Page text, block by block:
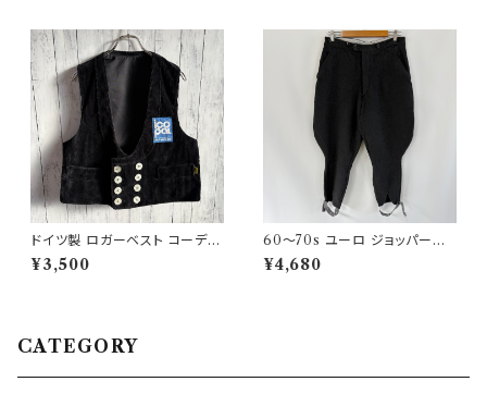
ドイツ製 ロガーベスト コーデュ
ロイベスト ワークベスト 黒 ダブ
ルブレスト
¥3,500
60〜70s ユーロ ジョッパーズ
パンツ ウールパンツ ヴィンテー
ジ 5
¥4,680
CATEGORY